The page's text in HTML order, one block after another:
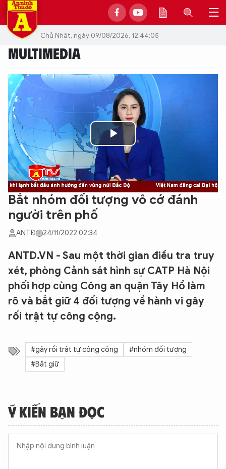
Chủ Nhật, ngày 09/08/2026, 12:44:05
MULTIMEDIA
Play
Video
Bắt nhóm đối tượng vô cớ đánh
người trên phố
ANTĐ 24/11/2022 02:34
ANTD.VN - Sau một thời gian điều tra truy
xét, phòng Cảnh sát hình sự CATP Hà Nội
phối hợp cùng Công an quận Tây Hồ làm
rõ và bắt giữ 4 đối tượng về hành vi gây
rối trật tự công cộng.
#gây rối trật tự công cộng
#nhóm đối tượng
#Bắt giữ
Ý KIẾN BẠN ĐỌC